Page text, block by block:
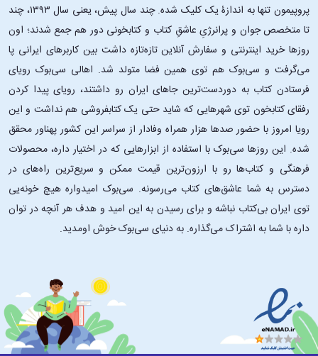
پروپیمون تنها به اندازۀ یک کلیک شده. چند سال پیش، یعنی سال ۱۳۹۳، چند
تا متخصص جوان و پرانرژیِ عاشقِ کتاب و کتابخونی دور هم جمع شدند؛ اون‌
روزها خرید اینترنتی و سفارش آنلاین تازه‌تازه داشت بین کاربرهای ایرانی پا
می‌گرفت و سی‌بوک هم توی همین فضا متولد شد. اهالی سی‌بوک رویای
فرستادن کتاب به دوردست‌ترین جاهای ایران رو داشتند، رویای پیدا کردن
رفقای کتابخون توی شهرهایی که شاید حتی یک کتابفروشی هم نداشت و این
رویا امروز با حضور صدها هزار همراه وفادار از سراسر این کشور پهناور محقق
شده. این ‌روزها سی‌بوک با استفاده از ابزارهایی که در اختیار داره، محصولات
فرهنگی و کتاب‌ها رو با ارزون‌ترین قیمت ممکن و سریع‌ترین راه‌های در
دسترس به شما عاشق‌های کتاب می‌رسونه. سی‌بوک امیدواره هیچ خونه‌یی
توی ایران بی‌کتاب نباشه و برای رسیدن به این امید و هدف هر آنچه در توان
داره با شما به اشتراک می‌گذاره. به دنیای سی‌بوک خوش اومدید.